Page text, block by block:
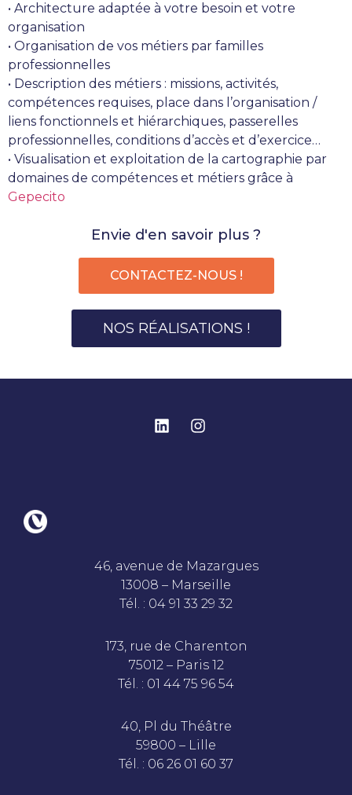
• Architecture adaptée à votre besoin et votre
organisation
• Organisation de vos métiers par familles
professionnelles
• Description des métiers : missions, activités,
compétences requises, place dans l’organisation /
liens fonctionnels et hiérarchiques, passerelles
professionnelles, conditions d’accès et d’exercice…
• Visualisation et exploitation de la cartographie par
domaines de compétences et métiers grâce à
Gepecito
Envie d'en savoir plus ?
CONTACTEZ-NOUS !
NOS RÉALISATIONS !
46, avenue de Mazargues
13008 – Marseille
Tél. : 04 91 33 29 32
173, rue de Charenton
75012 – Paris 12
Tél. : 01 44 75 96 54
40, Pl du Théâtre
59800 – Lille
Tél. : 06 26 01 60 37